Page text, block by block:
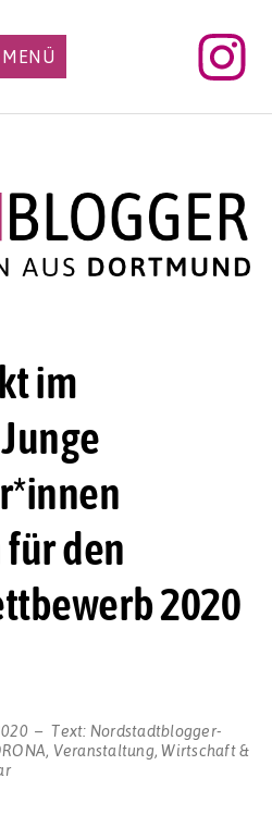
MENÜ
im
den
2020
Text: Nordstadtblogger-
, Veranstaltung,Wirtschaft &
zu